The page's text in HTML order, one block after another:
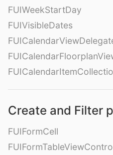
FUIWeekStartDay
FUIVisibleDates
Create and Filter
FUIFormCell